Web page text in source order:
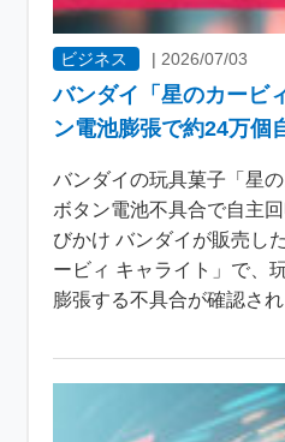
ビジネス |2026/07/03
バンダイ「星のカービ
ン電池膨張で約24万個
バンダイの玩具菓子「星
ボタン電池不具合で自主
びかけ バンダイが販売し
ービィ キャライト」で、
膨張する不具合が確認さ